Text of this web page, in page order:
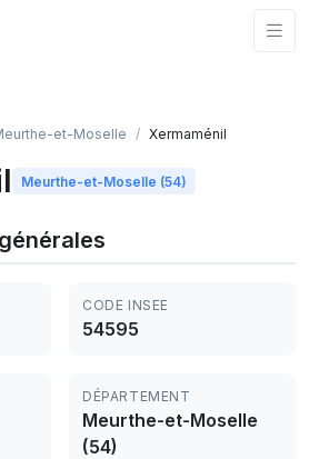
et-Moselle Xermaménil
Meurthe-et-Moselle (54)
CODE INSEE
54595
DÉPARTEMENT
Meurthe-et-Moselle
(54)
cookies